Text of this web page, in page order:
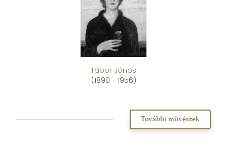
Tábor János
(1890 - 1956)
További művészek